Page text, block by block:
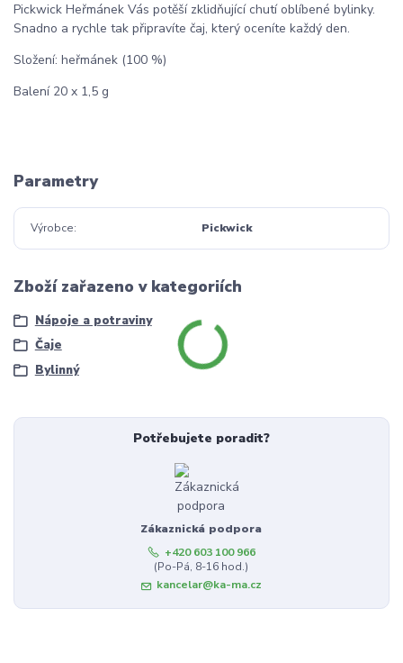
Pickwick Heřmánek Vás potěší zklidňující chutí oblíbené bylinky.
Snadno a rychle tak připravíte čaj, který oceníte každý den.
Složení: heřmánek (100 %)
Balení 20 x 1,5 g
Parametry
Výrobce Pickwick
Zboží zařazeno v kategoriích
Nápoje a potraviny
Čaje
Bylinný
Potřebujete poradit?
Zákaznická podpora
+420 603 100 966
(Po-Pá, 8-16 hod.)
kancelar@ka-ma.cz